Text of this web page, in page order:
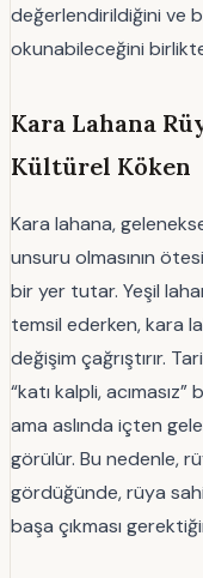
değerlendirildiğini ve
okunabileceğini
Kara Lahana
Kültürel Köken
Kara lahana,
unsuru olmasının
bir yer tutar. Yeşil
temsil ederken, kara
değişim çağrıştırır.
“katı kalpli,
ama aslında içten
görülür. Bu nedenle,
gördüğünde, rüya
başa çıkması